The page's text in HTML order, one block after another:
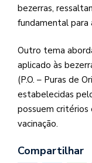
bezerras,
fundamental para
Outro tema
aplicado às
(P.O. – Puras de
estabelecidas
possuem critérios
vacinação.
Compartilhar